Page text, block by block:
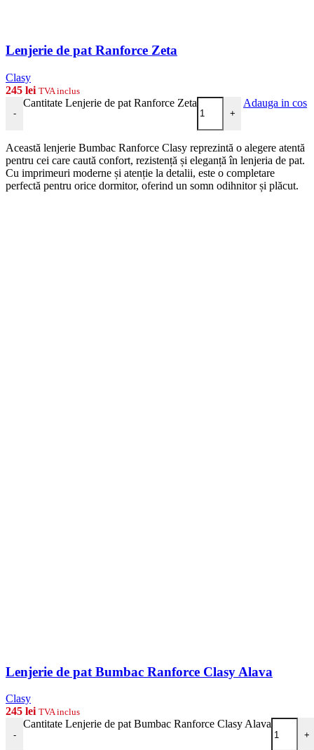
Lenjerie de pat Ranforce Zeta
Clasy
245 lei TVA inclus
-
Cantitate Lenjerie de pat Ranforce Zeta
+
Adauga in cos
Această lenjerie Bumbac Ranforce Clasy reprezintă o alegere atentă
pentru cei care caută confort, rezistență și eleganță în lenjeria de pat.
Cu imprimeuri moderne și atenție la detalii, este o completare
perfectă pentru orice dormitor, oferind un somn odihnitor și plăcut.
Lenjerie de pat Bumbac Ranforce Clasy Alava
Clasy
245 lei TVA inclus
-
Cantitate Lenjerie de pat Bumbac Ranforce Clasy Alava
+